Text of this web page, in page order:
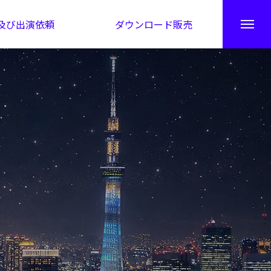
び出演依頼 ダウンロード販売
秘伝公開！吉凶カレンダー